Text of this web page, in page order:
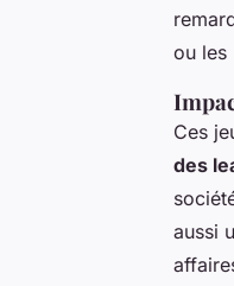
ou les
Ces
des
aussi